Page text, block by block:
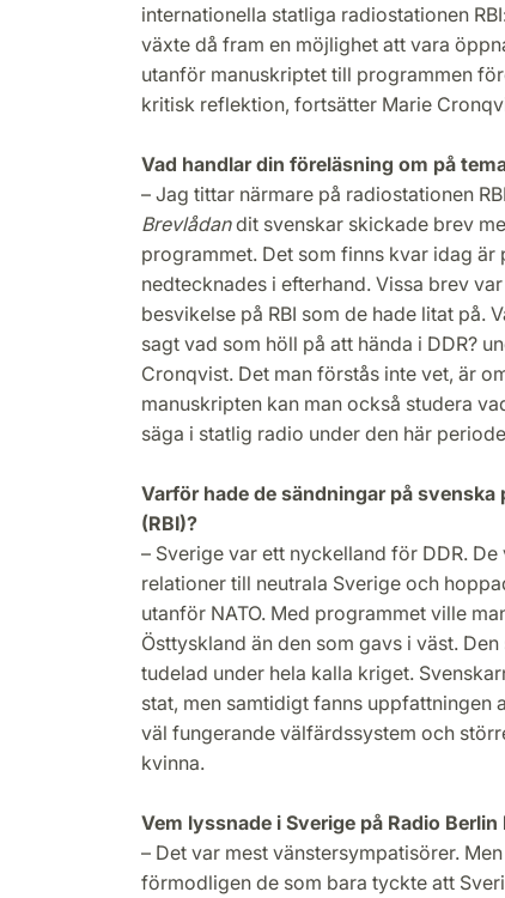
internationella statliga radiostationen
växte då fram en möjlighet att vara
utanför manuskriptet till programmen
kritisk reflektion, fortsätter Marie
Vad handlar din föreläsning om på
– Jag tittar närmare på radiostationen
Brevlådandit svenskar skickade brev
programmet. Det som finns kvar idag
nedtecknades i efterhand. Vissa brev
besvikelse på RBI som de hade litat på.
sagt vad som höll på att hända i DDR?
Cronqvist. Det man förstås inte vet, är
manuskripten kan man också studera
säga i statlig radio under den här
Varför hade de sändningar på svenska
(RBI)?
– Sverige var ett nyckelland för DDR.
relationer till neutrala Sverige och
utanför NATO. Med programmet ville
Östtyskland än den som gavs i väst.
tudelad under hela kalla kriget.
stat, men samtidigt fanns uppfattningen
väl fungerande välfärdssystem och
kvinna.
Vem lyssnade i Sverige på Radio
– Det var mest vänstersympatisörer.
förmodligen de som bara tyckte att